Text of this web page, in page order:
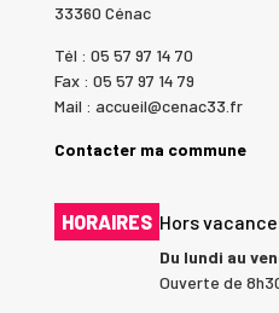
33360 Cénac
Tél : 05 57 97 14 70
Fax : 05 57 97 14 79
Mail : accueil@cenac33.fr
Contacter ma commune
HORAIRES Hors
Du lundi au
Ouverte de